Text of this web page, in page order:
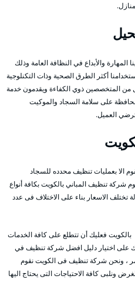
والأبداع في النظافة العامة وذلك
أكثر الطرق الصحية وذات التكنلوجية
من المتخصصين ذوي الكفاءة ويقدمون خدمة
على سلامة السجاد والموكيت
العميل.
الا بعمليات تنظيف محدده للسجاد
شركة تنظيف المباني بالكويت بكافة أنواع
تختلف الاسعار بناء على الاختلاف فى عدد
فعليك أن تتطلع على كافة الخدمات
على اختيار دليل افضل شركة تنظيف في
، ونحن شركة تنظيف فى الكويت نقوم
ونلبى كافة الاحتياجات التى يحتاج اليها